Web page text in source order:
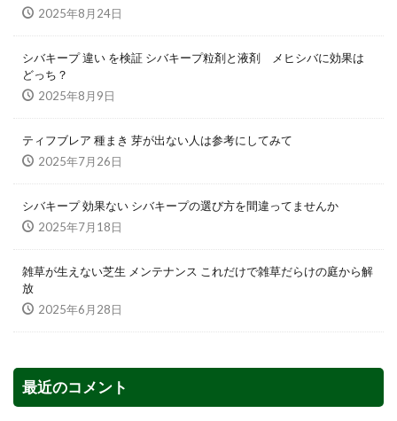
2025年8月24日
シバキープ 違い を検証 シバキープ粒剤と液剤 メヒシバに効果は
どっち？
2025年8月9日
ティフブレア 種まき 芽が出ない人は参考にしてみて
2025年7月26日
シバキープ 効果ない シバキープの選び方を間違ってませんか
2025年7月18日
雑草が生えない芝生 メンテナンス これだけで雑草だらけの庭から解
放
2025年6月28日
最近のコメント